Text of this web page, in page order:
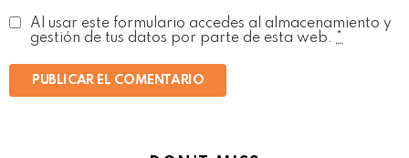
Al usar este formulario accedes al almacenamiento y
gestión de tus datos por parte de esta web.